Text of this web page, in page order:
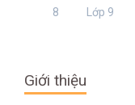
8
Lớp 9
Giới thiệu